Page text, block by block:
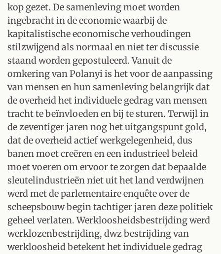
kop gezet. De samenleving moet worden
ingebracht in de economie waarbij de
kapitalistische economische verhoudingen
stilzwijgend als normaal en niet ter discussie
staand worden gepostuleerd. Vanuit de
omkering van Polanyi is het voor de aanpassing
van mensen en hun samenleving belangrijk dat
de overheid het individuele gedrag van mensen
tracht te beïnvloeden en bij te sturen. Terwijl in
de zeventiger jaren nog het uitgangspunt gold,
dat de overheid actief werkgelegenheid, dus
banen moet creëren en een industrieel beleid
moet voeren om ervoor te zorgen dat bepaalde
sleutelindustrieën niet uit het land verdwijnen
werd met de parlementaire enquête over de
scheepsbouw begin tachtiger jaren deze politiek
geheel verlaten. Werkloosheidsbestrijding werd
werklozenbestrijding, dwz bestrijding van
werkloosheid betekent het individuele gedrag